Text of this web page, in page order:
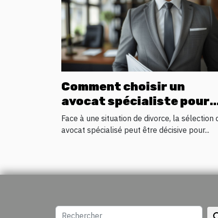
Comment choisir un
avocat spécialiste pour
votre processus de
Face à une situation de divorce, la sélection
avocat spécialisé peut être décisive pour...